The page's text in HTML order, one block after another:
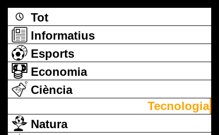
Tot
Informatius
Esports
Economia
Ciència
Tecnologia
Natura